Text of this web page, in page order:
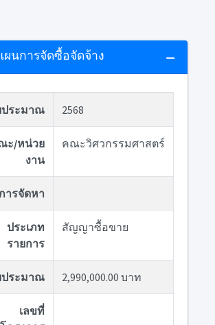
ผนการจัดซื้อจัดจ้าง
ประมาณ 2568
ะ/หน่วย
งาน
คณะวิศวกรรมศาสตร์
ารจัดหา
ประเภท
รายการ
สัญญาซื้อขาย
ประมาณ 2,990,000.00 บาท
เลขที่